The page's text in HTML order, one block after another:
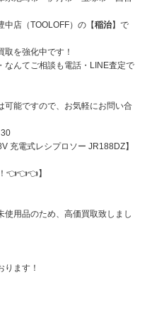
中店（TOOLOFF）の【稲治】で
を強化中です！
なんてご相談も電話・LINE査定で
可能ですので、お気軽にお問い合
充電式レシプロソー JR188DZ】
👈👈👈】
使用品のため、高価買取致しまし
ます！